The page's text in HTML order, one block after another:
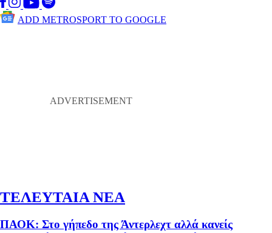
ADD METROSPORT TO GOOGLE
ΤΕΛΕΥΤΑΙΑ ΝΕΑ
ΠΑΟΚ: Στο γήπεδο της Άντερλεχτ αλλά κανείς